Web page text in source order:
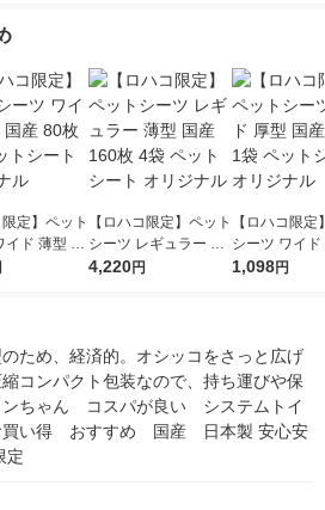
限定】ペット
イド 薄型 国
ペットシ
【ロハコ限定】ペット
シーツ レギュラー 薄
型 国産 160枚 4袋 ペ
4,220円
【ロハコ限定
シーツ ワイド
産 40枚 1袋
1,098円
ため、経済的。オシッコをさっと広げ
コンパクト包装なので、持ち運びや保
ちゃん　コスパが良い　システムトイ
い得　おすすめ　国産　日本製 安心安
定